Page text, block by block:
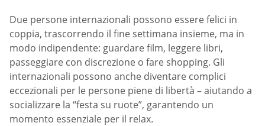
Due persone internazionali possono essere felici in
coppia, trascorrendo il fine settimana insieme, ma in
modo indipendente: guardare film, leggere libri,
passeggiare con discrezione o fare shopping. Gli
internazionali possono anche diventare complici
eccezionali per le persone piene di libertà – aiutando a
socializzare la “festa su ruote”, garantendo un
momento essenziale per il relax.